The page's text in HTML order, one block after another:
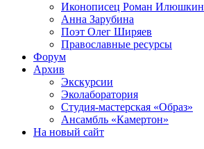
Иконописец Роман Илюшкин
Анна Зарубина
Поэт Олег Ширяев
Православные ресурсы
Форум
Архив
Экскурсии
Эколаборатория
Студия-мастерская «Образ»
Ансамбль «Камертон»
На новый сайт